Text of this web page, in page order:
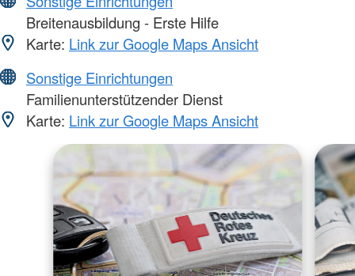
Breitenausbildung - Erste Hilfe
Karte: Link zur Google Maps Ansicht
Sonstige Einrichtungen
Familienunterstützender Dienst
Karte: Link zur Google Maps Ansicht